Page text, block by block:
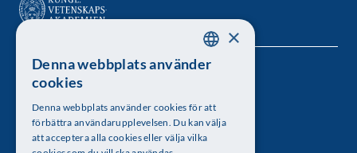
Kungl. Vetenskapsakademien
Besöksadress: Lilla Frescativägen 4A
Telefon: 08-673 95 00
SWEDISH
×
Denna webbplats använder
cookies
Denna webbplats använder cookies för att
förbättra användarupplevelsen. Du kan välja
att acceptera alla cookies eller välja vilka